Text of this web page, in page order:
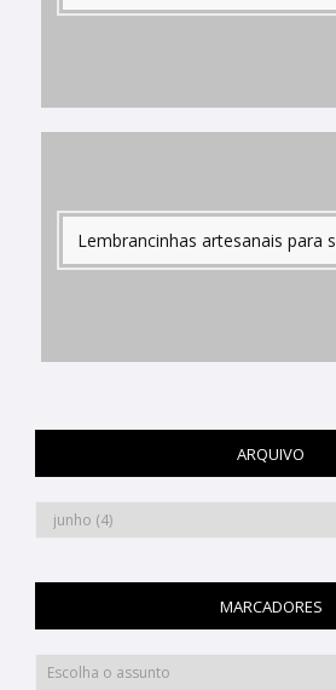
Lembrancinhas artesanais para
ARQUIVO
MARCADORES